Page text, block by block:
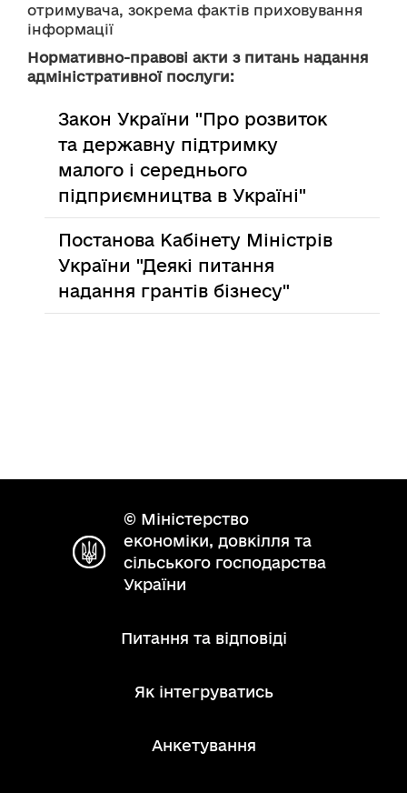
отримувача, зокрема фактів приховування
інформації
Нормативно-правові акти з питань надання
адміністративної послуги:
Закон України "Про розвиток
та державну підтримку
малого і середнього
підприємництва в Україні"
Постанова Кабінету Міністрів
України "Деякі питання
надання грантів бізнесу"
© Міністерство
економіки, довкілля та
сільського господарства
України
Питання та відповіді
Як інтегруватись
Анкетування